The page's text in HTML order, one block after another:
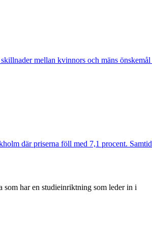
mellan kvinnors och mäns
där priserna föll med 7,1 procent.
som har en studieinriktning som leder in i